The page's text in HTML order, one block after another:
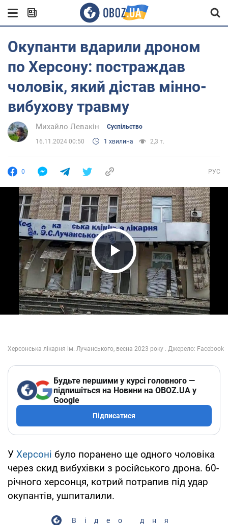
Окупанти вдарили дроном
по Херсону: постраждав
чоловік, який дістав мінно-
вибухову травму
Михайло Левакін Суспільство
16.11.2024 00:50 1 хвилина 2,3 т.
0 РУС
Play Video
Будьте першими у курсі головного —
підпишіться на Новини на OBOZ.UA у
Google
Підписатися
У Херсоні було поранено ще одного чоловіка
через скид вибухівки з російського дрона. 60-
річного херсонця, котрий потрапив під удар
окупантів, ушпиталили.
Відео дня